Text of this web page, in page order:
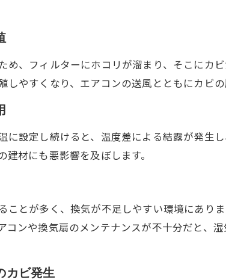
め、フィルターにホコリが溜まり、そこにカ
やすくなり、エアコンの送風とともにカビ
に設定し続けると、温度差による結露が発生
材にも悪影響を及ぼします。
とが多く、換気が不足しやすい環境にあり
コンや換気扇のメンテナンスが不十分だと、
カビ発生